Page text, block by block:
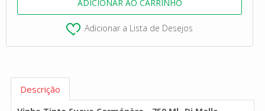
Adicionar a Lista de Desejos
Descrição